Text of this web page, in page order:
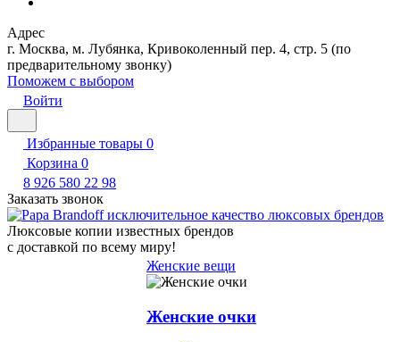
Адрес
г. Москва, м. Лубянка, Кривоколенный пер. 4, стр. 5 (по
предварительному звонку)
Поможем с выбором
Войти
Избранные товары 0
Корзина 0
8 926 580 22 98
Заказать звонок
Люксовые копии известных брендов
с доставкой по всему миру!
Женские вещи
Женские очки